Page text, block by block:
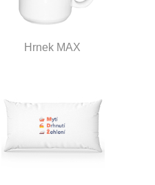
Hrnek MAX